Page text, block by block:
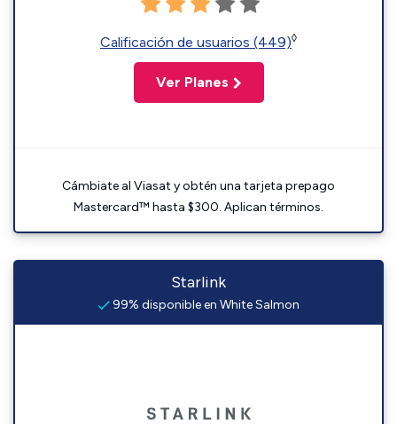
Calificación de usuarios (449)◊
Ver Planes
Cámbiate al Viasat y obtén una tarjeta prepago
Mastercard™ hasta $300. Aplican términos.
Starlink
99% disponible en White Salmon